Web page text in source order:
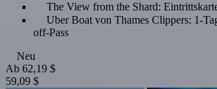
The View from the Shard:
Uber Boat von Thames Clippers: 1-
off-Pass
Neu
Ab 62,19 $
59,09 $